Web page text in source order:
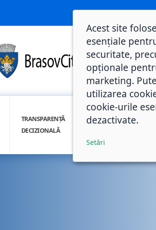
TRANSPARENȚĂ
DECIZIONALĂ
INTEGRITATE
Acest site
esențiale
securitate,
opționale
marketing.
utilizarea
cookie-urile
dezactivate.
Setări